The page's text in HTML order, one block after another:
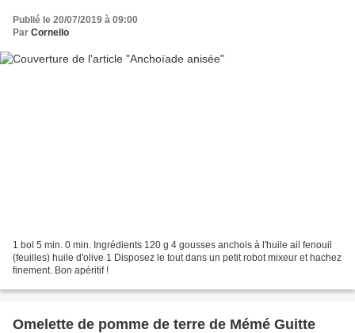
Publié le 20/07/2019 à 09:00
Par Cornello
1 bol 5 min. 0 min. Ingrédients 120 g 4 gousses anchois à l'huile ail fenouil
(feuilles) huile d'olive 1 Disposez le tout dans un petit robot mixeur et hachez
finement. Bon apéritif !
Omelette de pomme de terre de Mémé Guitte